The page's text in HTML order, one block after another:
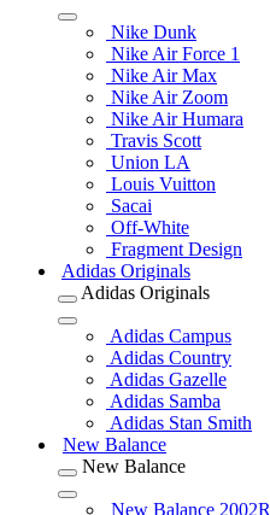
Nike Dunk
Nike Air Force 1
Nike Air Max
Nike Air Zoom
Nike Air Humara
Travis Scott
Union LA
Louis Vuitton
Sacai
Off-White
Fragment Design
Adidas Originals
Adidas Originals
Adidas Campus
Adidas Country
Adidas Gazelle
Adidas Samba
Adidas Stan Smith
New Balance
New Balance
New Balance 2002R